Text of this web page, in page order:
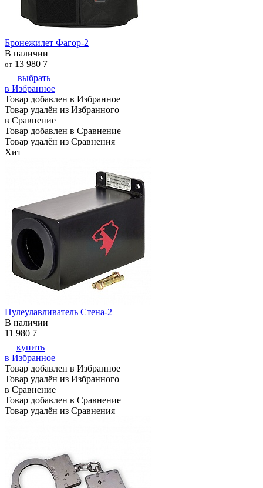
Бронежилет Фагор-2
В наличии
от 13 980 7
выбрать
в Избранное
Товар добавлен в Избранное
Товар удалён из Избранного
в Сравнение
Товар добавлен в Сравнение
Товар удалён из Сравнения
Хит
Пулеулавливатель Стена-2
В наличии
11 980 7
купить
в Избранное
Товар добавлен в Избранное
Товар удалён из Избранного
в Сравнение
Товар добавлен в Сравнение
Товар удалён из Сравнения